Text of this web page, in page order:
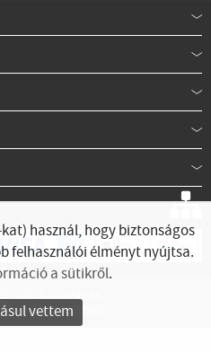
RSS hirdetések
használ, hogy biztonságos
felhasználói élményt nyújtsa.
a sütikről.
vettem